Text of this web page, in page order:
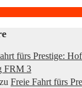
fürs Prestige:
FRM 3
zu Freie Fahrt fürs